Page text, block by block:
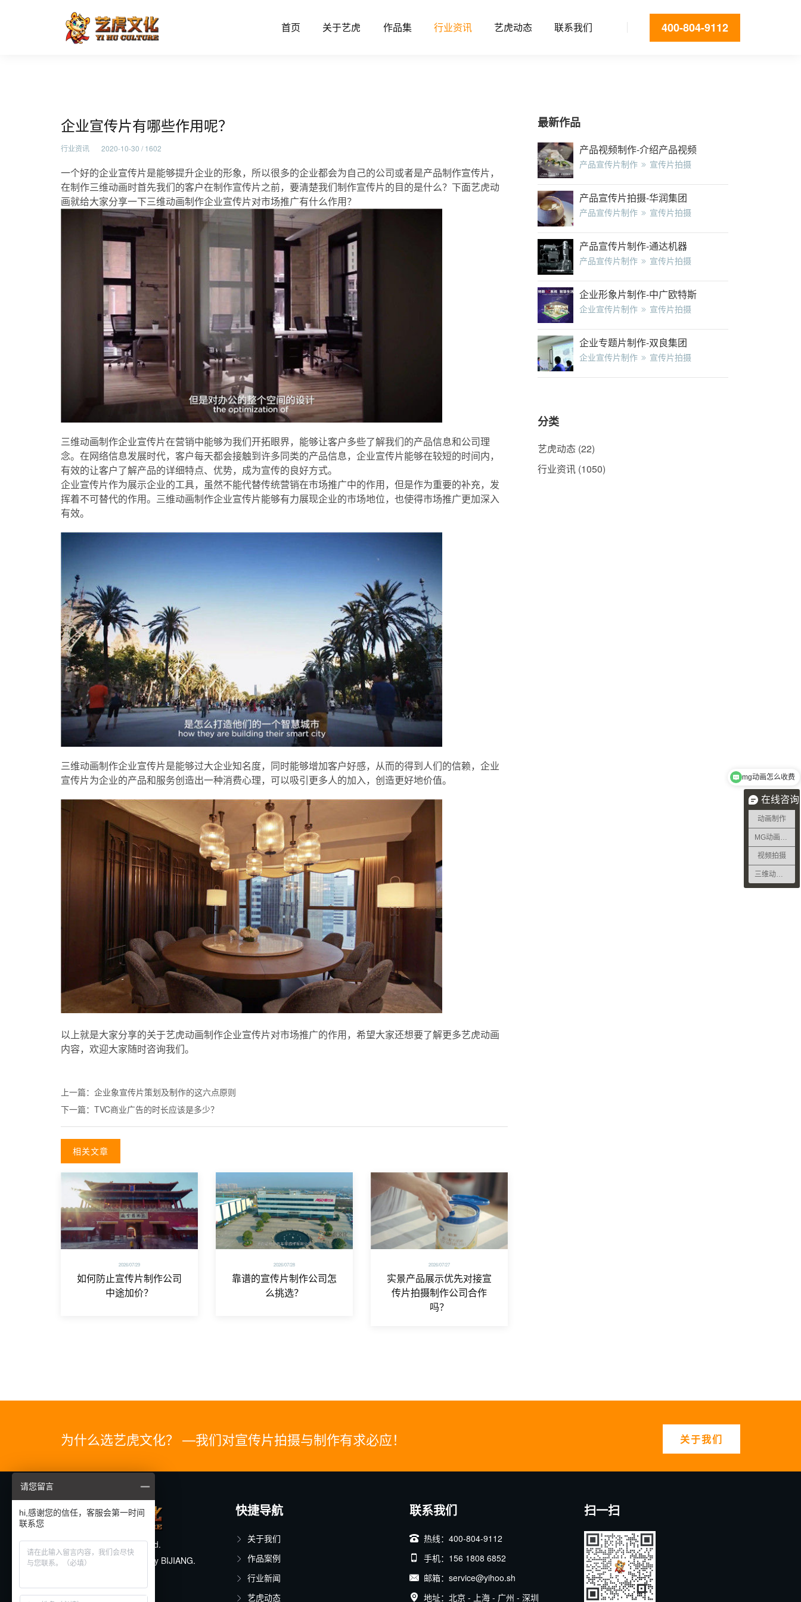
首页 关于艺虎 作品集 行业资讯 艺虎动态 联系我们 400-804-9112
企业宣传片有哪些作用呢？
企业宣传片有哪些作用呢？
行业资讯 2020-10-30 / 1602
一个好的企业宣传片是能够提升企业的形象，所以很多的企业都会为自己的公司或者是产品制作宣传片，
在制作三维动画时首先我们的客户在制作宣传片之前，要清楚我们制作宣传片的目的是什么？下面艺虎动
画就给大家分享一下三维动画制作企业宣传片对市场推广有什么作用？
三维动画制作企业宣传片在营销中能够为我们开拓眼界，能够让客户多些了解我们的产品信息和公司理
念。在网络信息发展时代，客户每天都会接触到许多同类的产品信息，企业宣传片能够在较短的时间内，
有效的让客户了解产品的详细特点、优势，成为宣传的良好方式。
企业宣传片作为展示企业的工具，虽然不能代替传统营销在市场推广中的作用，但是作为重要的补充，发
挥着不可替代的作用。三维动画制作企业宣传片能够有力展现企业的市场地位，也使得市场推广更加深入
有效。
三维动画制作企业宣传片是能够过大企业知名度，同时能够增加客户好感，从而的得到人们的信赖，企业
宣传片为企业的产品和服务创造出一种消费心理，可以吸引更多人的加入，创造更好地价值。
以上就是大家分享的关于艺虎动画制作企业宣传片对市场推广的作用，希望大家还想要了解更多艺虎动画
内容，欢迎大家随时咨询我们。
上一篇： 企业象宣传片策划及制作的这六点原则
下一篇： TVC商业广告的时长应该是多少？
相关文章
2026/07/29
如何防止宣传片制作公司
中途加价？
2026/07/28
靠谱的宣传片制作公司怎
么挑选？
2026/07/27
实景产品展示优先对接宣
传片拍摄制作公司合作
吗？
最新作品
产品视频制作-介绍产品视频
产品宣传片制作 宣传片拍摄
产品宣传片拍摄-华润集团
产品宣传片制作 宣传片拍摄
产品宣传片制作-通达机器
产品宣传片制作 宣传片拍摄
企业形象片制作-中广欧特斯
企业宣传片制作 宣传片拍摄
企业专题片制作-双良集团
企业宣传片制作 宣传片拍摄
分类
艺虎动态 (22)
行业资讯 (1050)
为什么选艺虎文化？ —我们对宣传片拍摄与制作有求必应！ 关于我们
© 2025 All rights reserved.
Designed & Developed by BIJIANG.
快捷导航
关于我们
作品案例
行业新闻
艺虎动态
联系我们
热线：400-804-9112
手机：156 1808 6852
邮箱：service@yihoo.sh
地址：北京 - 上海 - 广州 - 深圳
扫一扫
在线咨询
动画制作
MG动画制作
视频拍摄
三维动画制作
mg动画怎么收费
请您留言
hi,感谢您的信任，客服会第一时间
联系您